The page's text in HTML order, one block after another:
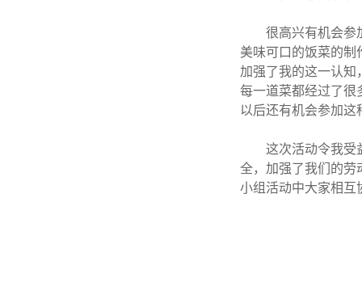
很高兴有机会参
美味可口的饭菜的制
加强了我的这一认知
每一道菜都经过了很
以后还有机会
这次活动令我受
全，加强了我们的劳
小组活动中大家相互